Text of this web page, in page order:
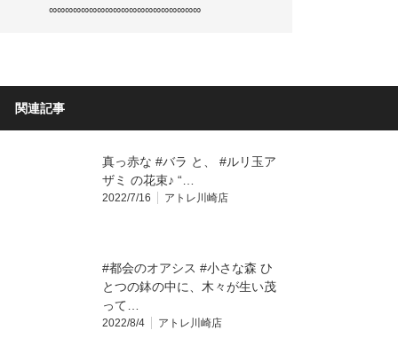
∞∞∞∞∞∞∞∞∞∞∞∞∞∞∞∞∞∞∞
関連記事
真っ赤な #バラ と、 #ルリ玉ア
ザミ の花束♪ “…
2022/7/16 アトレ川崎店
#都会のオアシス #小さな森 ひ
とつの鉢の中に、木々が生い茂
って…
2022/8/4 アトレ川崎店